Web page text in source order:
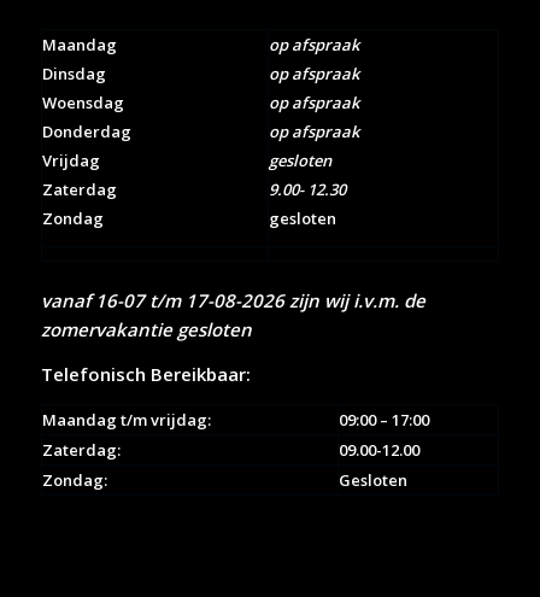
Maandag
Dinsdag
Woensdag
Donderdag
Vrijdag
Zaterdag
Zondag
op afspraak
op afspraak
op afspraak
op afspraak
gesloten
9.00- 12.30
gesloten
vanaf 16-07 t/m 17-08-2026 zijn wij i.v.m. de
zomervakantie gesloten
Telefonisch Bereikbaar:
Maandag t/m vrijdag:
09:00 – 17:00
Zaterdag:
09.00-12.00
Zondag:
Gesloten